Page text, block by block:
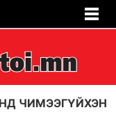
ЧИМЭЭГҮЙХЭН